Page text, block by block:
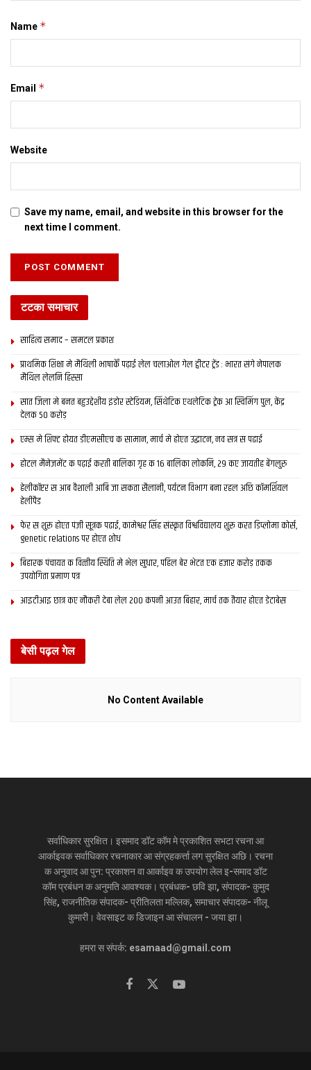
Name *
Email *
Website
Save my name, email, and website in this browser for the
next time I comment.
टटका समाचार
साहित्य समाद – समटल प्रकाश
प्राथमिक शि‍क्षा मे मैथि‍ली भाषाकेँ पढ़ाई लेल चलाओल गेल ट्वीटर ट्रेंड : भारत संगे नेपालक
मैथिल लेलनि हिस्सा
सात जिला मे बनत बहुउद्देशीय इंडोर स्‍टेडि‍यम, सिंथेटिक एथलेटिक ट्रेक आ स्विमिंग पुल, केंद्र
देलक 50 करोड़
एम्स मे शिफ्ट होयत डीएमसीएच क सामान, मार्च मे होएत उद्घाटन, नव सत्र स पढाई
होटल मैनेजमेंट क पढ़ाई करती बालिका गृह क 16 बालिका लोकनि, 29 कए जायतीह बेंगलुरु
हेलीकॉप्टर स आब वैशाली आबि जा सकता सैलानी, पर्यटन विभाग बना रहल अछि कॉमर्शियल
हेलीपैड
फेर स शुरू होएत पंजी सूत्रक पढाई, कामेश्वर सिंह संस्कृत विश्वविद्यालय शुरू करत डिप्लोमा कोर्स,
genetic relations पर होएत शोध
बिहारक पंचायत क वित्‍तीय स्थिति मे भेल सुधार, पहिल बेर भेटत एक हजार करोड़ तकक
उपयोगिता प्रमाण पत्र
आइटीआइ छात्र कए नौकरी देबा लेल 200 कंपनी आउत बिहार, मार्च तक तैयार होएत डेटाबेस
बेसी पढ़ल गेल
No Content Available
सर्वाधिकार सुरक्षित। इसमाद डॉट कॉम मे प्रकाशित सभटा रचना आ
आर्काइवक सर्वाधिकार रचनाकार आ संग्रहकर्त्ता लग सुरक्षित अछि। रचना
क अनुवाद आ पुन: प्रकाशन वा आर्काइव क उपयोग लेल इ-समाद डॉट
कॉम प्रबंधन क अनुमति आवश्यक। प्रबंधक- छवि झा, संपादक- कुमुद
सिंह, राजनीतिक संपादक- प्रीतिलता मल्लिक, समाचार संपादक- नीलू
कुमारी। वेवसाइट क डिजाइन आ संचालन - जया झा।
हमरा स संपर्क: esamaad@gmail.com